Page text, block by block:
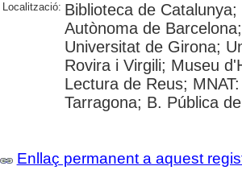
Localització: Biblioteca de
Autònoma de
Universitat de Girona;
Rovira i Virgili; Museu
Lectura de Reus;
Tarragona; B. Pública
Enllaç permanent a aquest